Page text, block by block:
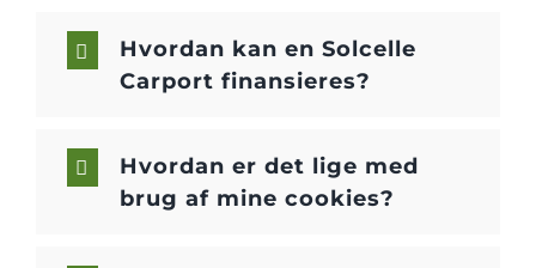
Hvordan kan en Solcelle
Carport finansieres?
Hvordan er det lige med
brug af mine cookies?